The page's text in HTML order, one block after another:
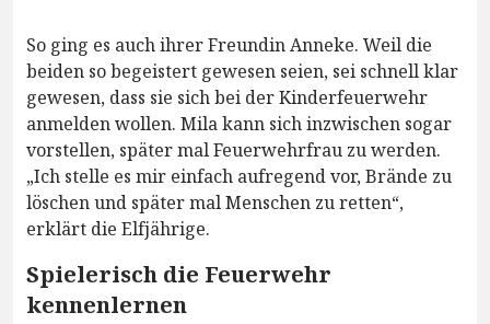
So ging es auch ihrer Freundin Anneke. Weil die
beiden so begeistert gewesen seien, sei schnell klar
gewesen, dass sie sich bei der Kinderfeuerwehr
anmelden wollen. Mila kann sich inzwischen sogar
vorstellen, später mal Feuerwehrfrau zu werden.
„Ich stelle es mir einfach aufregend vor, Brände zu
löschen und später mal Menschen zu retten“,
erklärt die Elfjährige.
Spielerisch die Feuerwehr
kennenlernen